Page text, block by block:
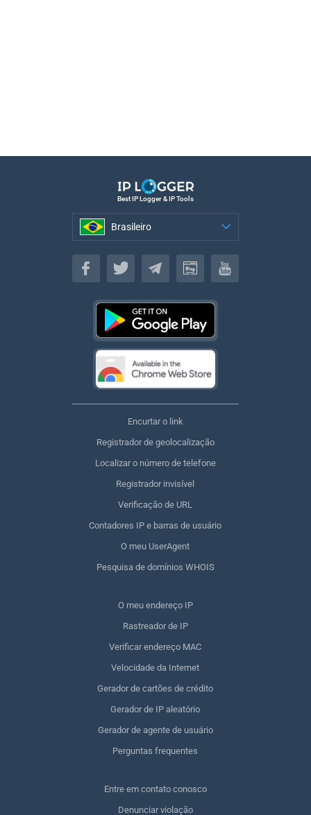
Best IP Logger & IP Tools
Brasileiro
Brasileiro
Encurtar o link
Registrador de geolocalização
Localizar o número de telefone
Registrador invisível
Verificação de URL
Contadores IP e barras de usuário
O meu UserAgent
Pesquisa de domínios WHOIS
O meu endereço IP
Rastreador de IP
Verificar endereço MAC
Velocidade da Internet
Gerador de cartões de crédito
Gerador de IP aleatório
Gerador de agente de usuário
Perguntas frequentes
Entre em contato conosco
Denunciar violação